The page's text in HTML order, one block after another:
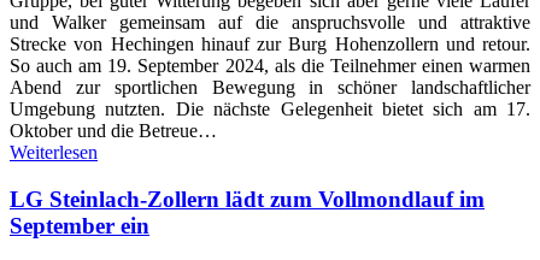
und Walker gemeinsam auf die anspruchsvolle und attraktive
Strecke von Hechingen hinauf zur Burg Hohenzollern und retour.
So auch am 19. September 2024, als die Teilnehmer einen warmen
Abend zur sportlichen Bewegung in schöner landschaftlicher
Umgebung nutzten. Die nächste Gelegenheit bietet sich am 17.
Oktober und die Betreue…
Weiterlesen
LG Steinlach-Zollern lädt zum Vollmondlauf im
September ein